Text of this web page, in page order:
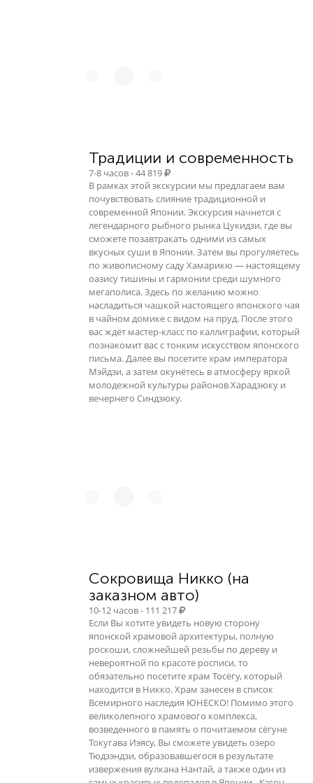
Традиции и современность
7-8 часов - 44 819
В рамках этой экскурсии мы предлагаем вам
почувствовать слияние традиционной и
современной Японии. Экскурсия начнется с
легендарного рыбного рынка Цукидзи, где вы
сможете позавтракать одними из самых
вкусных суши в Японии. Затем вы прогуляетесь
по живописному саду Хамарикю — настоящему
оазису тишины и гармонии среди шумного
мегаполиса. Здесь по желанию можно
насладиться чашкой настоящего японского чая
в чайном домике с видом на пруд. После этого
вас ждёт мастер-класс по каллиграфии, который
познакомит вас с тонким искусством японского
письма. Далее вы посетите храм императора
Мэйдзи, а затем окунётесь в атмосферу яркой
молодежной культуры районов Харадзюку и
вечернего Синдзюку.
Сокровища Никко (на
заказном авто)
10-12 часов - 111 217
Если Вы хотите увидеть новую сторону
японской храмовой архитектуры, полную
роскоши, сложнейшей резьбы по дереву и
невероятной по красоте росписи, то
обязательно посетите храм Тосёгу, который
находится в Никко. Храм занесен в список
Всемирного наследия ЮНЕСКО! Помимо этого
великолепного храмового комплекса,
возведенного в память о почитаемом сёгуне
Токугава Иэясу, Вы сможете увидеть озеро
Тюдзэндзи, образовавшегося в результате
извержения вулкана Нантай, а также один из